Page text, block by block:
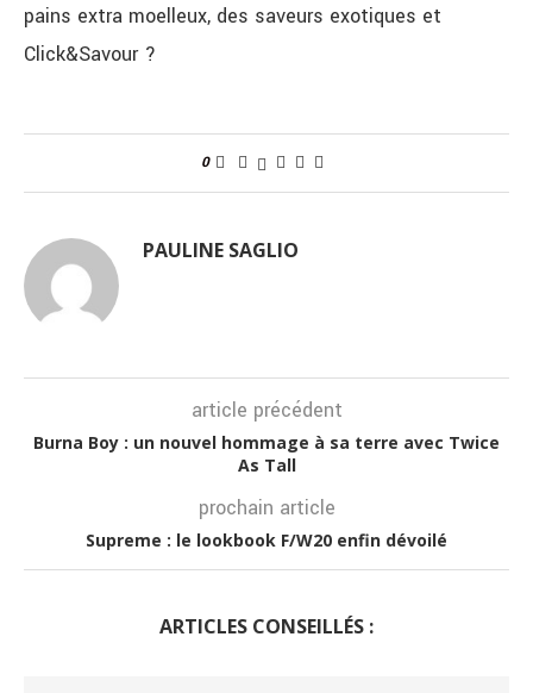
pains extra moelleux, des saveurs exotiques et
Click&Savour ?
0
PAULINE SAGLIO
article précédent
Burna Boy : un nouvel hommage à sa terre avec Twice
As Tall
prochain article
Supreme : le lookbook F/W20 enfin dévoilé
ARTICLES CONSEILLÉS :